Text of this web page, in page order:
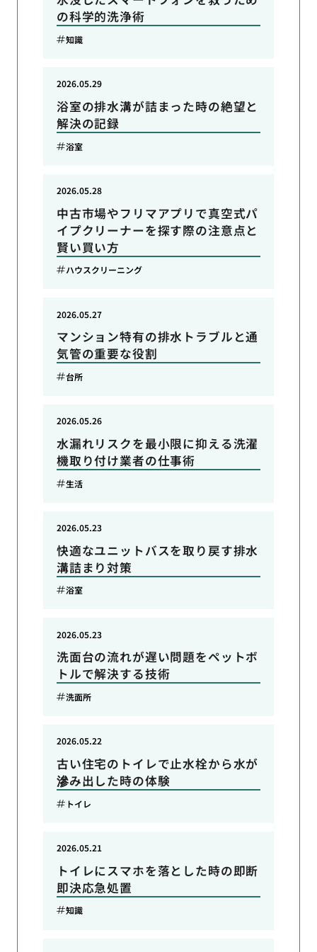
の科学的洗浄術
知識
浴室の排水溝が詰まった時の絶望と
解決の記録
2026.05.29
浴室
中古市場やフリマアプリで真空式パ
イプクリーナーを探す際の注意点と
賢い買い方
2026.05.28
ハウスクリーニング
マンション特有の排水トラブルと通
気管の重要な役割
2026.05.27
台所
水漏れリスクを最小限に抑える洗濯
機取り付け業者の仕事術
2026.05.26
生活
快適なユニットバスを取り戻す排水
溝詰まり対策
2026.05.23
浴室
洗面台の流れが遅い問題をペットボ
トルで解決する技術
2026.05.23
洗面所
古い住宅のトイレで止水栓から水が
滲み出した時の体験
2026.05.22
トイレ
トイレにスマホを落とした時の即断
即決応急処置
2026.05.21
知識